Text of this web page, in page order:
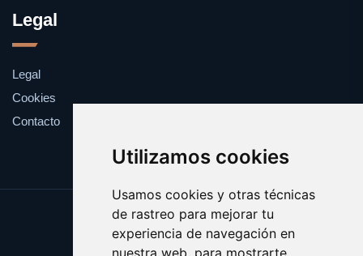
Utilizamos cookies
Usamos cookies y otras técnicas
de rastreo para mejorar tu
experiencia de navegación en
nuestra web, para mostrarte
Legal
Legal
Cookies
Contacto
Update cookies preferences
Copyright © 2025 perra.es